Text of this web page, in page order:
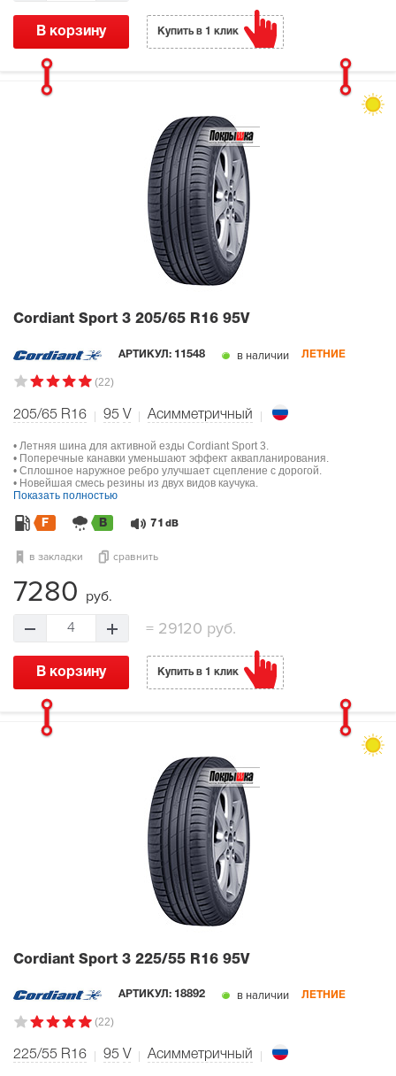
В корзину Купить в 1 клик
Cordiant Sport 3 205/65 R16 95V
АРТИКУЛ: 11548 в наличии ЛЕТНИЕ
(22)
205/65 R16 95 V Асимметричный
• Летняя шина для активной езды Cordiant Sport 3.
• Поперечные канавки уменьшают эффект аквапланирования.
• Сплошное наружное ребро улучшает сцепление с дорогой.
• Новейшая смесь резины из двух видов каучука.
Показать полностью
F B 71 dB
в закладки сравнить
7280 руб.
4 =29120 руб.
В корзину Купить в 1 клик
Cordiant Sport 3 225/55 R16 95V
АРТИКУЛ: 18892 в наличии ЛЕТНИЕ
(22)
225/55 R16 95 V Асимметричный